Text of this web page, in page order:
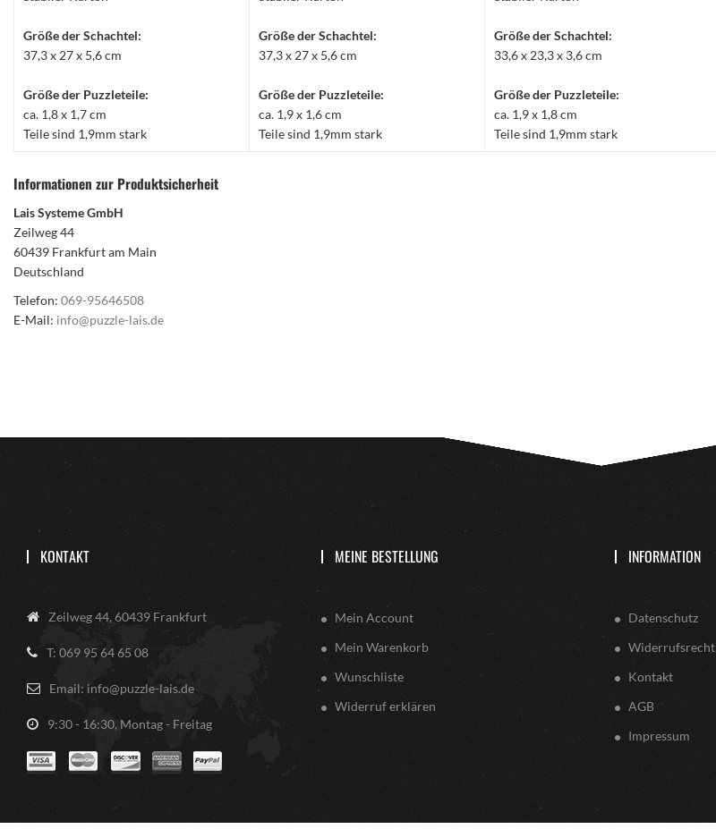
Größe der Schachtel:
37,3 x 27 x 5,6 cm
Größe der Puzzleteile:
ca. 1,8 x 1,7 cm
Teile sind 1,9mm stark
Größe der Schachtel:
37,3 x 27 x 5,6 cm
Größe der Puzzleteile:
ca. 1,9 x 1,6 cm
Teile sind 1,9mm stark
Größe der Schachtel:
33,6 x 23,3 x 3,6 cm
Größe der Puzzleteile:
ca. 1,9 x 1,8 cm
Teile sind 1,9mm stark
Informationen zur Produktsicherheit
Lais Systeme GmbH
Zeilweg 44
60439 Frankfurt am Main
Deutschland
Telefon: 069-95646508
E-Mail: info@puzzle-lais.de
KONTAKT
Zeilweg 44, 60439 Frankfurt
T: 069 95 64 65 08
Email: info@puzzle-lais.de
9:30 - 16:30, Montag - Freitag
MEINE BESTELLUNG
Mein Account
Mein Warenkorb
Wunschliste
Widerruf erklären
INFORMATION
Datenschutz
Widerrufsrecht
Kontakt
AGB
Impressum